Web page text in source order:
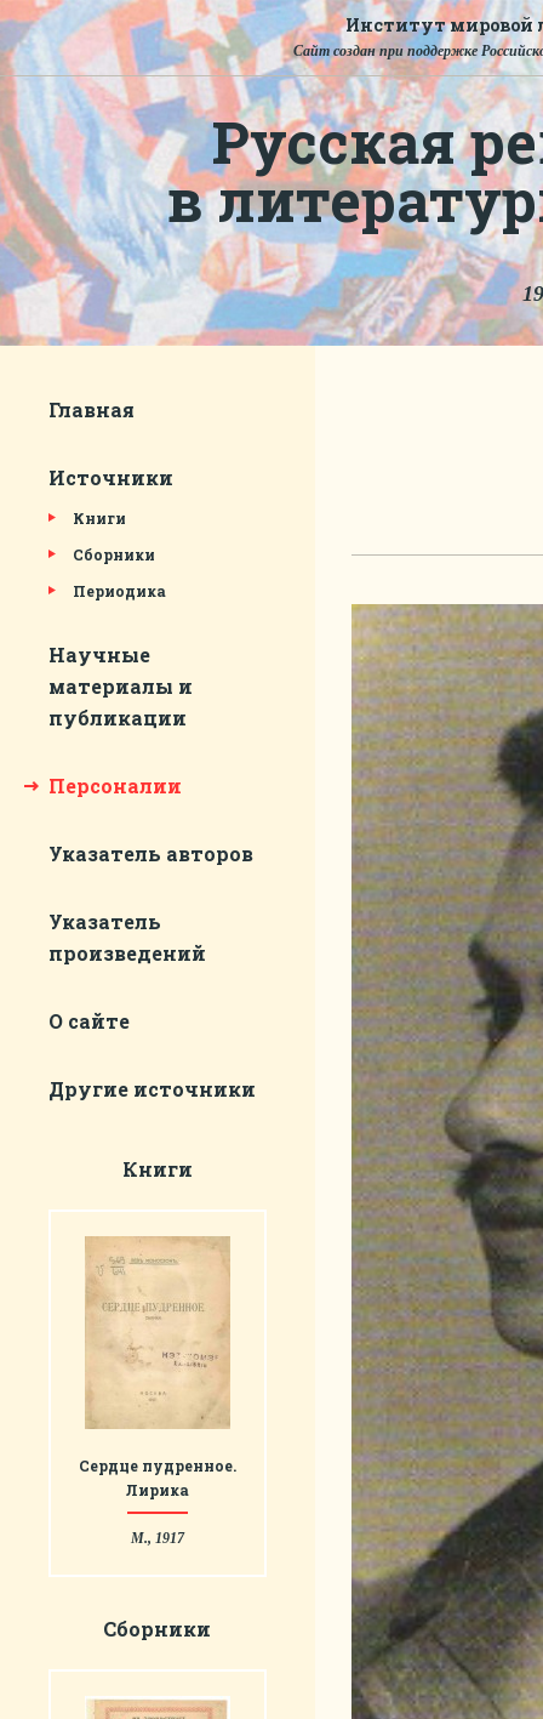
Институт мировой
Сайт создан при поддержке
Русская
в
Главная
Источники
Книги
Сборники
Периодика
Научные
материалы и
публикации
Персоналии
Указатель авторов
Указатель
произведений
О сайте
Другие источники
Книги
Сердце пудренное.
Лирика
М., 1917
Сборники